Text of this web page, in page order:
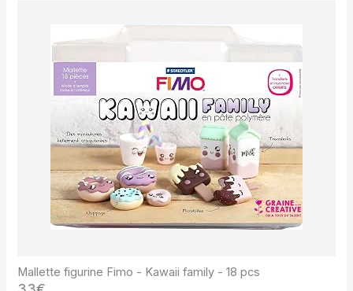
Mallette figurine Fimo - Kawaii family - 18 pcs